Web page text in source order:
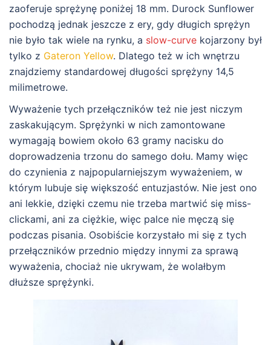
zaoferuje sprężynę poniżej 18 mm. Durock Sunflower
pochodzą jednak jeszcze z ery, gdy długich sprężyn
nie było tak wiele na rynku, a slow-curve kojarzony był
tylko z Gateron Yellow. Dlatego też w ich wnętrzu
znajdziemy standardowej długości sprężyny 14,5
milimetrowe.
Wyważenie tych przełączników też nie jest niczym
zaskakującym. Sprężynki w nich zamontowane
wymagają bowiem około 63 gramy nacisku do
doprowadzenia trzonu do samego dołu. Mamy więc
do czynienia z najpopularniejszym wyważeniem, w
którym lubuje się większość entuzjastów. Nie jest ono
ani lekkie, dzięki czemu nie trzeba martwić się miss-
clickami, ani za ciężkie, więc palce nie męczą się
podczas pisania. Osobiście korzystało mi się z tych
przełączników przednio między innymi za sprawą
wyważenia, chociaż nie ukrywam, że wolałbym
dłuższe sprężynki.